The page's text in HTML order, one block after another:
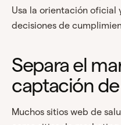
Usa la orientación oficial
decisiones de
Separa el
captación
Muchos sitios web de